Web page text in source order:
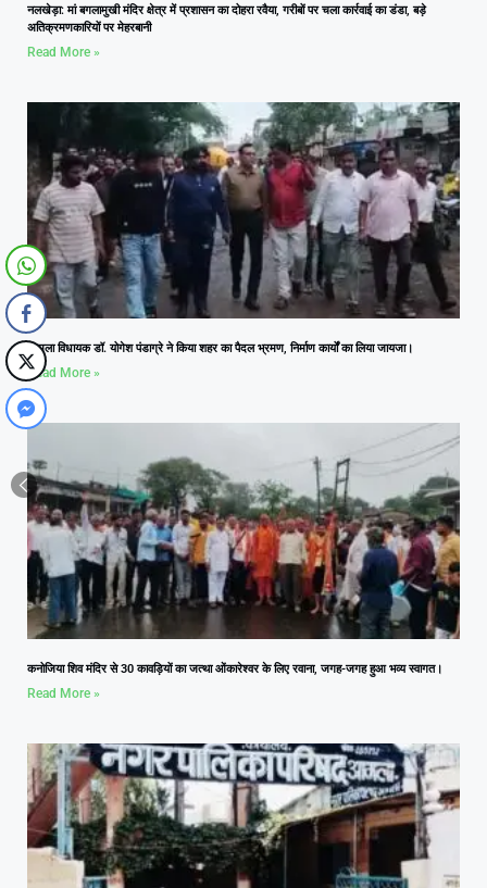
नलखेड़ा: मां बगलामुखी मंदिर क्षेत्र में प्रशासन का दोहरा रवैया, गरीबों पर चला कार्रवाई का डंडा, बड़े
अतिक्रमणकारियों पर मेहरबानी
Read More »
आमला विधायक डॉ. योगेश पंडाग्रे ने किया शहर का पैदल भ्रमण, निर्माण कार्यों का लिया जायजा।
Read More »
कनोजिया शिव मंदिर से 30 कावड़ियों का जत्था ओंकारेश्वर के लिए रवाना, जगह-जगह हुआ भव्य स्वागत।
Read More »